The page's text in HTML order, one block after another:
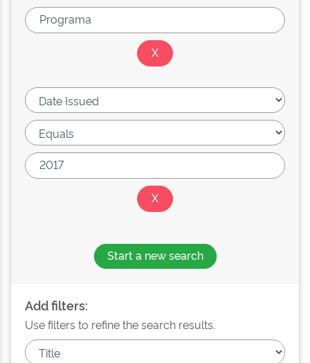
Start a new search
Add filters:
Use filters to refine the search results.